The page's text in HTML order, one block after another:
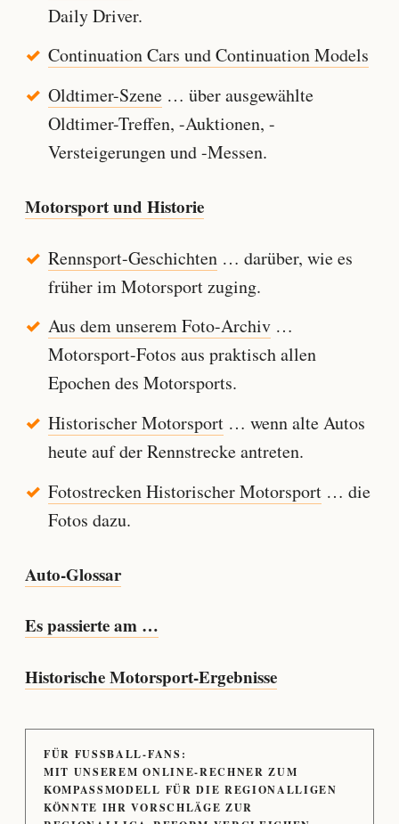
Daily Driver.
Continuation Cars und Continuation Models
Oldtimer-Szene… über ausgewählte
Oldtimer-Treffen, -Auktionen, -
Versteigerungen und -Messen.
Motorsport und Historie
Rennsport-Geschichten… darüber, wie es
früher im Motorsport zuging.
Aus dem unserem Foto-Archiv…
Motorsport-Fotos aus praktisch allen
Epochen des Motorsports.
Historischer Motorsport… wenn alte Autos
heute auf der Rennstrecke antreten.
Fotostrecken Historischer Motorsport… die
Fotos dazu.
Auto-Glossar
Es passierte am …
Historische Motorsport-Ergebnisse
FÜR FUSSBALL-FANS:
MIT UNSEREM ONLINE-RECHNER ZUM
KOMPASSMODELL FÜR DIE REGIONALLIGEN
KÖNNTE IHR VORSCHLÄGE ZUR